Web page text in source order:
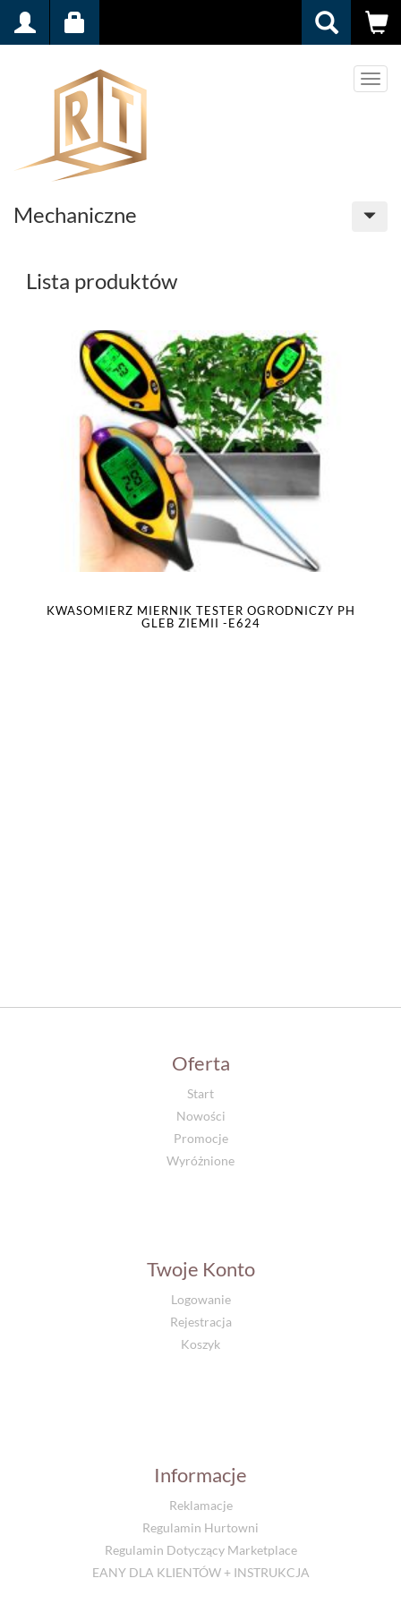
Menu
Mechaniczne
Lista produktów
KWASOMIERZ MIERNIK TESTER OGRODNICZY PH
GLEB ZIEMII -E624
Oferta
Start
Nowości
Promocje
Wyróżnione
Twoje Konto
Logowanie
Rejestracja
Koszyk
Informacje
Reklamacje
Regulamin Hurtowni
Regulamin Dotyczący Marketplace
EANY DLA KLIENTÓW + INSTRUKCJA